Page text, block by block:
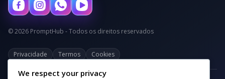
© 2026 PromptHub - Todos os direitos reservados
Privacidade Termos Cookies
We respect your privacy